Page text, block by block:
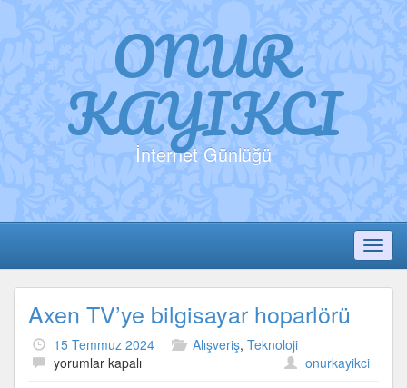
ONUR
KAYIKCI
İnternet Günlüğü
Axen TV’ye bilgisayar hoparlörü
15 Temmuz 2024 Alışveriş, Teknoloji
Axen
yorumlar kapalı onurkayikci